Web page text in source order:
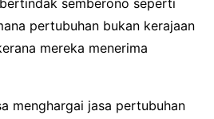
semberono seperti
pertubuhan bukan kerajaan
mereka menerima
menghargai jasa pertubuhan